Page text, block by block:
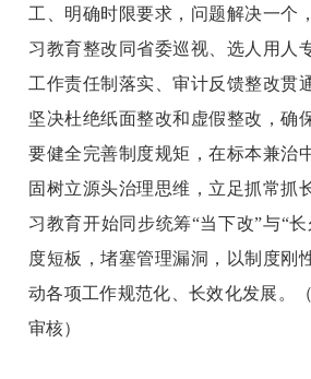
工、明确时限要求，问题解决一个
习教育整改同省委巡视、选人用人
工作责任制落实、审计反馈整改贯
坚决杜绝纸面整改和虚假整改，确
要健全完善制度规矩，在标本兼治
固树立源头治理思维，立足抓常抓
习教育开始同步统筹“当下改”与“
度短板，堵塞管理漏洞，以制度刚
动各项工作规范化、长效化发展。
审核）